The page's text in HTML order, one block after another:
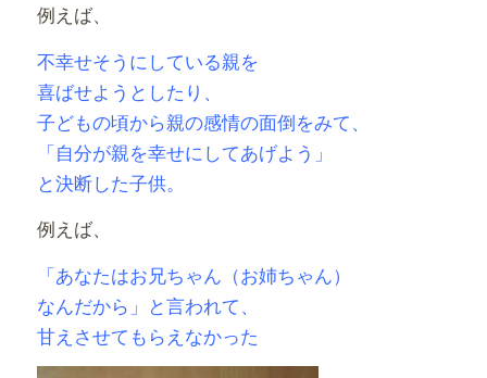
例えば、
不幸せそうにしている親を
喜ばせようとしたり、
子どもの頃から親の感情の面倒をみて、
「自分が親を幸せにしてあげよう」
と決断した子供。
例えば、
「あなたはお兄ちゃん（お姉ちゃん）
なんだから」と言われて、
甘えさせてもらえなかった